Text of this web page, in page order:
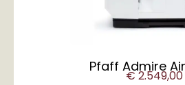
Pfaff Admire
€2.549,00